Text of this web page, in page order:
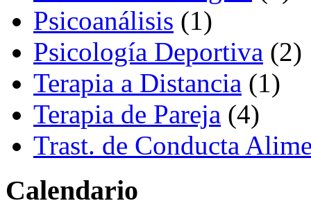
Psicoanálisis (1)
Psicología Deportiva (2)
Terapia a Distancia (1)
Terapia de Pareja (4)
Trast. de Conducta
Calendario